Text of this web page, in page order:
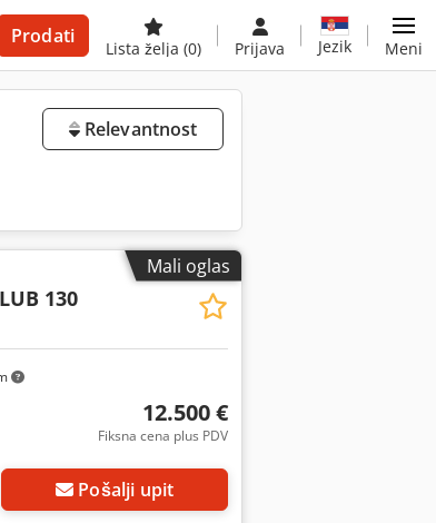
Prodati
Lista želja (0) Prijava Jezik Meni
Relevantnost
Mali oglas
130
12.500 €
Fiksna cena plus PDV
Pošalji upit